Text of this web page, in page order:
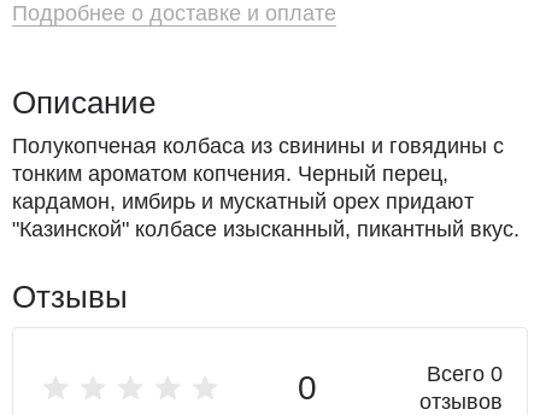
Подробнее о доставке и оплате
Описание
Полукопченая колбаса из свинины и говядины с
тонким ароматом копчения. Черный перец,
кардамон, имбирь и мускатный орех придают
"Казинской" колбасе изысканный, пикантный вкус.
Отзывы
0
Всего 0
отзывов